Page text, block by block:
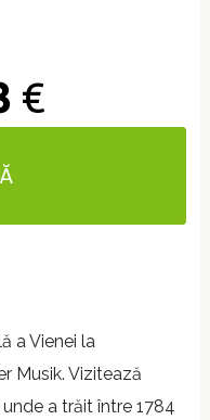
€
a Vienei la
Musik. Vizitează
a trăit între 1784